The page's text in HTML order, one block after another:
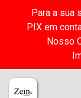
Para a sua
PIX em
Nosso